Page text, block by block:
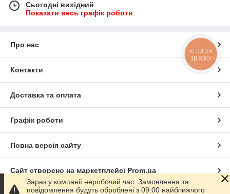
Сьогодні вихідний
Показати весь графік роботи
Про нас
Контакти
Доставка та оплата
Графік роботи
Повна версія сайту
Сайт створено на маркетплейсі Prom.ua
Зараз у компанії неробочий час. Замовлення та
повідомлення будуть оброблені з 09:00 найближчого
КНОПКА
ЗВ'ЯЗКУ